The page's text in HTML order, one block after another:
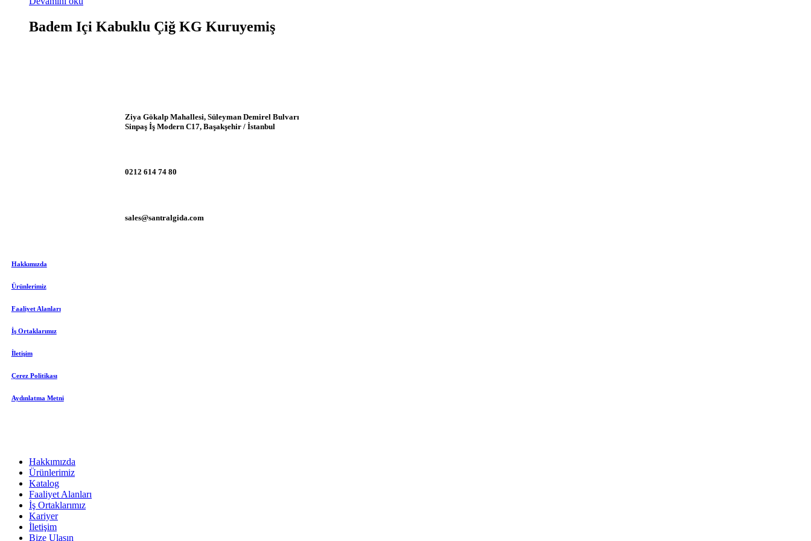
Badem Içi Kabuklu Çiğ KG Kuruyemiş
Ziya Gökalp Mahallesi, Süleyman Demirel Bulvarı
Sinpaş İş Modern C17, Başakşehir / İstanbul
0212 614 74 80
sales@santralgida.com
Hakkımızda
Ürünlerimiz
Faaliyet Alanları
İş Ortaklarımız
İletişim
Çerez Politikası
Aydınlatma Metni
Menüyü
Kapat
Hakkımızda
Ürünlerimiz
Katalog
Faaliyet Alanları
İş Ortaklarımız
Kariyer
İletişim
Bize Ulaşın